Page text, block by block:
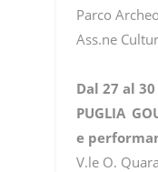
Parco
Ass.ne
Dal 27 al
PUGLIA
e
V.le O.